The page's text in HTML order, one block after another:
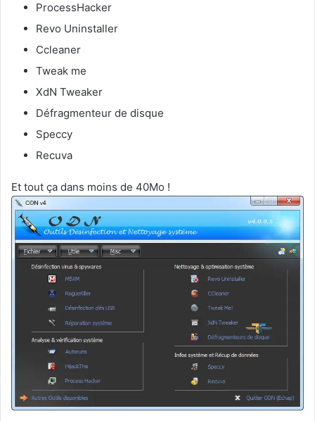
ProcessHacker
Revo Uninstaller
Ccleaner
Tweak me
XdN Tweaker
Défragmenteur de disque
Speccy
Recuva
Et tout ça dans moins de 40Mo !